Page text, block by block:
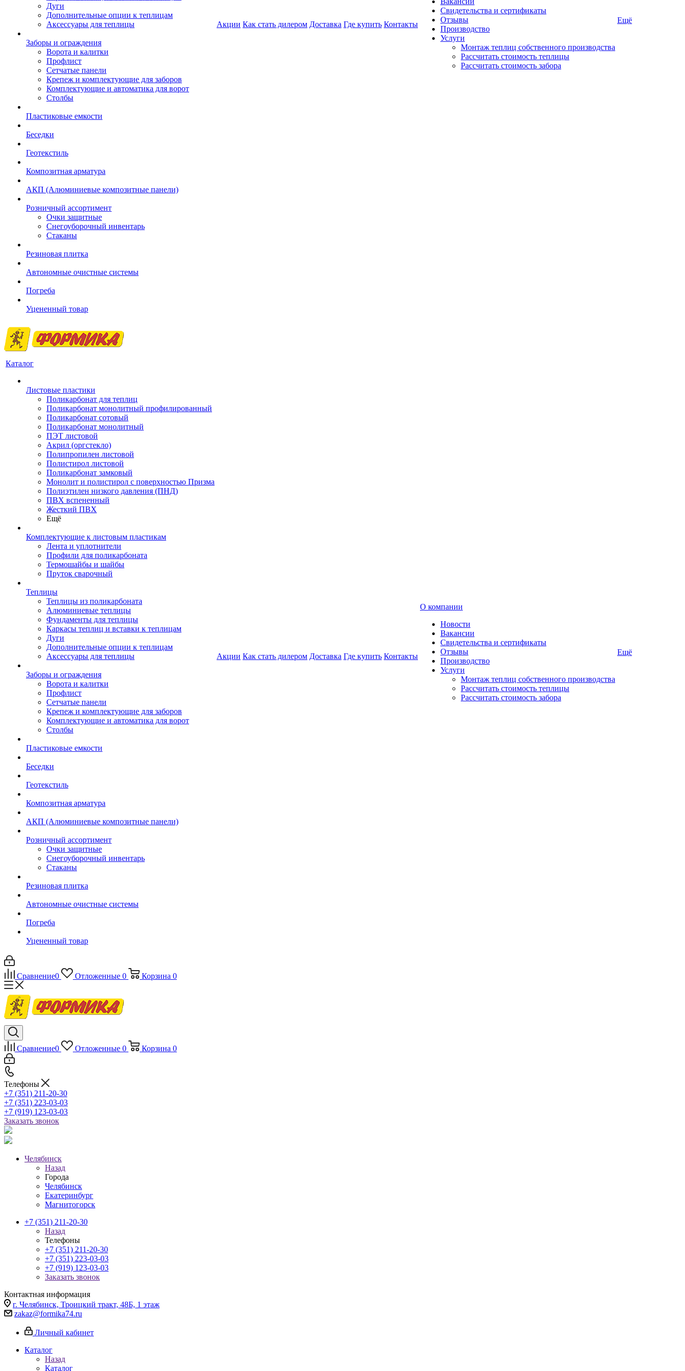
Дуги
Дополнительные опции к теплицам
Аксессуары для теплицы
Заборы и ограждения
Ворота и калитки
Профлист
Сетчатые панели
Крепеж и комплектующие для заборов
Комплектующие и автоматика для ворот
Столбы
Пластиковые емкости
Беседки
Геотекстиль
Композитная арматура
АКП (Алюминиевые композитные панели)
Розничный ассортимент
Очки защитные
Снегоуборочный инвентарь
Стаканы
Резиновая плитка
Автономные очистные системы
Погреба
Уцененный товар
Акции Как стать дилером Доставка Где купить Контакты
Свидетельства и сертификаты
Отзывы
Производство
Услуги
Монтаж теплиц собственного производства
Рассчитать стоимость теплицы
Рассчитать стоимость забора
Ещё
Каталог
Листовые пластики
Поликарбонат для теплиц
Поликарбонат монолитный профилированный
Поликарбонат сотовый
Поликарбонат монолитный
ПЭТ листовой
Акрил (оргстекло)
Полипропилен листовой
Полистирол листовой
Поликарбонат замковый
Монолит и полистирол с поверхностью Призма
Полиэтилен низкого давления (ПНД)
ПВХ вспененный
Жесткий ПВХ
Ещё
Комплектующие к листовым пластикам
Лента и уплотнители
Профили для поликарбоната
Термошайбы и шайбы
Пруток сварочный
Теплицы
Теплицы из поликарбоната
Алюминиевые теплицы
Фундаменты для теплицы
Каркасы теплиц и вставки к теплицам
Дуги
Дополнительные опции к теплицам
Аксессуары для теплицы
Заборы и ограждения
Ворота и калитки
Профлист
Сетчатые панели
Крепеж и комплектующие для заборов
Комплектующие и автоматика для ворот
Столбы
Пластиковые емкости
Беседки
Геотекстиль
Композитная арматура
АКП (Алюминиевые композитные панели)
Розничный ассортимент
Очки защитные
Снегоуборочный инвентарь
Стаканы
Резиновая плитка
Автономные очистные системы
Погреба
Уцененный товар
Акции Как стать дилером Доставка Где купить Контакты
О компании
Новости
Вакансии
Свидетельства и сертификаты
Отзывы
Производство
Услуги
Монтаж теплиц собственного производства
Рассчитать стоимость теплицы
Рассчитать стоимость забора
Ещё
Сравнение0 Отложенные 0 Корзина 0
Сравнение0 Отложенные 0 Корзина 0
Телефоны
+7 (351) 211-20-30
+7 (351) 223-03-03
+7 (919) 123-03-03
Заказать звонок
Челябинск
Назад
Города
Челябинск
Екатеринбург
Магнитогорск
+7 (351) 211-20-30
Назад
Телефоны
+7 (351) 211-20-30
+7 (351) 223-03-03
+7 (919) 123-03-03
Заказать звонок
Контактная информация
г. Челябинск, Троицкий тракт, 48Б, 1 этаж
zakaz@formika74.ru
Личный кабинет
Каталог
Назад
Каталог